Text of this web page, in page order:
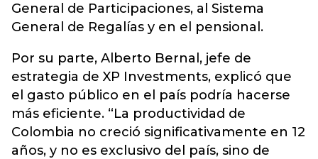
General de Participaciones, al Sistema
General de Regalías y en el pensional.
Por su parte, Alberto Bernal, jefe de
estrategia de XP Investments, explicó que
el gasto público en el país podría hacerse
más eficiente. “La productividad de
Colombia no creció significativamente en 12
años, y no es exclusivo del país, sino de